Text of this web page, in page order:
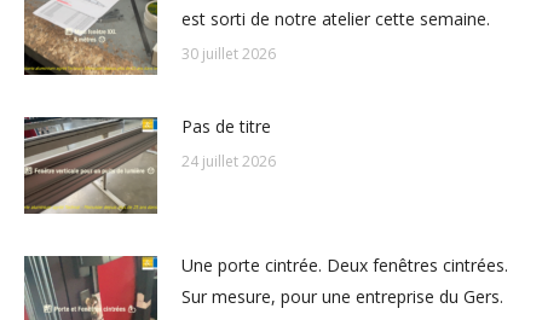
est sorti de notre atelier cette semaine.
30 juillet 2026
Pas de titre
24 juillet 2026
Une porte cintrée. Deux fenêtres cintrées.
Sur mesure, pour une entreprise du Gers.